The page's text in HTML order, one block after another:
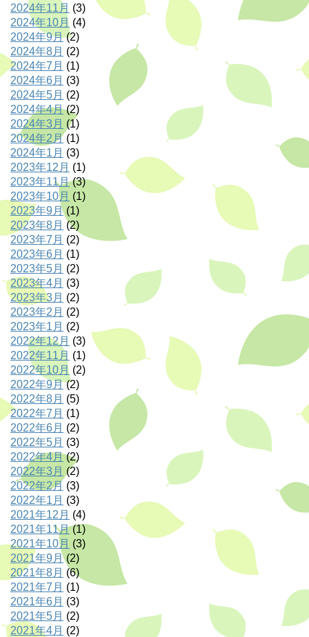
2024年11月 (3)
2024年10月 (4)
2024年9月(2)
2024年8月 (2)
2024年7月 (1)
2024年6月 (3)
2024年5月 (2)
2024年4月(2)
2024年3月 (1)
2024年2月(1)
2024年1月 (3)
2023年12月 (1)
2023年11月(3)
2023年10月 (1)
2023年9月 (1)
2023年8月 (2)
2023年7月 (2)
2023年6月 (1)
2023年5月 (2)
2023年4月 (3)
2023年3月 (2)
2023年2月 (2)
2023年1月 (2)
2022年12月 (3)
2022年11月 (1)
2022年10月 (2)
2022年9月(2)
2022年8月 (5)
2022年7月 (1)
2022年6月 (2)
2022年5月 (3)
2022年4月(2)
2022年3月 (2)
2022年2月 (3)
2022年1月 (3)
2021年12月 (4)
2021年11月(1)
2021年10月 (3)
2021年9月(2)
2021年8月 (6)
2021年7月 (1)
2021年6月 (3)
2021年5月 (2)
2021年4月 (2)